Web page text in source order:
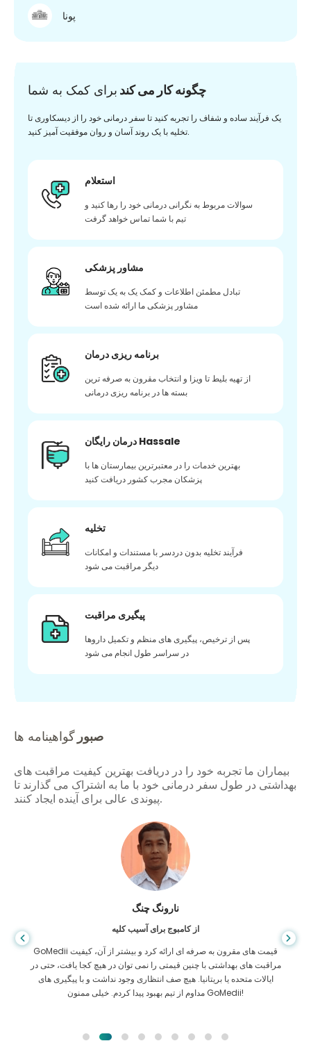
پونا
چگونه کار می کند برای کمک به شما
یک فرآیند ساده و شفاف را تجربه کنید تا سفر درمانی خود را از دیسکاوری تا
تخلیه با یک روند آسان و روان موفقیت آمیز کنید.
استعلام
سوالات مربوط به نگرانی درمانی خود را رها کنید و
تیم با شما تماس خواهد گرفت
مشاور پزشکی
تبادل مطمئن اطلاعات و کمک یک به یک توسط
مشاور پزشکی ما ارائه شده است
برنامه ریزی درمان
از تهیه بلیط تا ویزا و انتخاب مقرون به صرفه ترین
بسته ها در برنامه ریزی درمانی
درمان رایگان Hassale
بهترین خدمات را در معتبرترین بیمارستان ها با
پزشکان مجرب کشور دریافت کنید
تخلیه
فرآیند تخلیه بدون دردسر با مستندات و امکانات
دیگر مراقبت می شود
پیگیری مراقبت
پس از ترخیص، پیگیری های منظم و تکمیل داروها
در سراسر طول انجام می شود
صبور گواهینامه ها
بیماران ما تجربه خود را در دریافت بهترین کیفیت مراقبت های
بهداشتی در طول سفر درمانی خود با ما به اشتراک می گذارند تا
پیوندی عالی برای آینده ایجاد کنند.
شاندا داس
از بنگلادش برای گوارش
من از پسرم و تیم درخشان GoMedii که در سفر من از بنگلادش به هند برای
درمان به من کمک کردند تشکر کرده ام. ما در انتخاب GoMedii انتخاب
درستی کردیم. آنها حتی پس از درمان پیوند خوبی با ما حفظ می کنند